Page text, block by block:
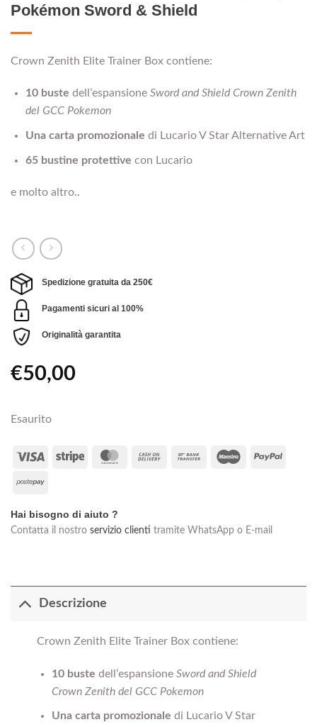
Pokémon Sword & Shield
Crown Zenith Elite Trainer Box contiene:
10 buste dellʼespansione Sword and Shield Crown Zenith
del GCC Pokemon
Una carta promozionale di Lucario V Star Alternative Art
65 bustine protettive con Lucario
e molto altro..
Spedizione gratuita da 250€
Pagamenti sicuri al 100%
Originalità garantita
€50,00
Esaurito
Visa Stripe MasterCard
Cash
Bank
MaestroPayPal
Postepay
Hai bisogno di aiuto ?
Contatta il nostro servizio clienti tramite WhatsApp o E-mail
Descrizione
Crown Zenith Elite Trainer Box contiene:
10 buste dellʼespansione Sword and Shield
Crown Zenith del GCC Pokemon
Una carta promozionale di Lucario V Star